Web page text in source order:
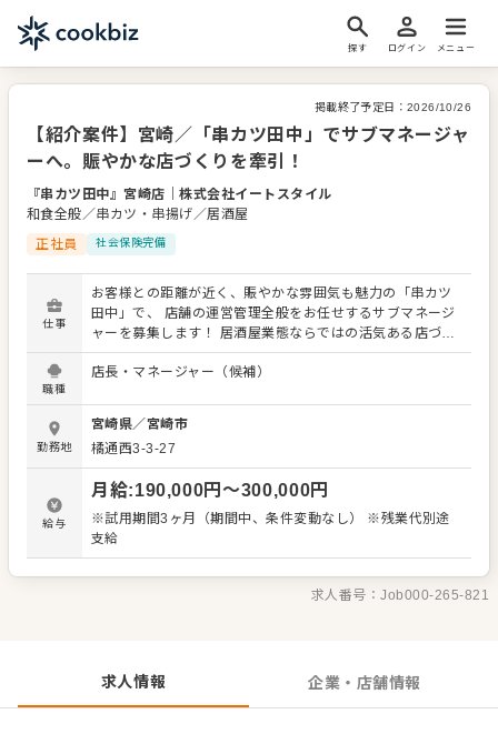
探す ログイン メニュー
掲載終了予定日： 2026/10/26
【紹介案件】宮崎／「串カツ田中」でサブマネージャ
ーへ。賑やかな店づくりを牽引！
『串カツ田中』宮崎店 ｜株式会社イートスタイル
和食全般／串カツ・串揚げ／居酒屋
正社員
社会保険完備
仕事
お客様との距離が近く、賑やかな雰囲気も魅力の「串カツ
田中」で、 店舗の運営管理全般をお任せするサブマネージ
ャーを募集します！ 居酒屋業態ならではの活気ある店づく
りを、あなたの手で牽引しませんか？ 入社後は、接客や調
理を経験しながら、スタッフの育成・シフト管理、売上・
づくり」を大きな柱とし、徐々に店舗全体を見渡すポジシ
ョンへとステップアップ。 業務マニュアルや研修制度も整
っており、飲食業界での経験を活かしながら、段階的に成
長できる環境です。「いらっしゃいませ！」の元気な声
や、ちょっとした雑談が魅力となる店づくりを楽しめる方
を歓迎します。 ＜おすすめポイント＞ 居酒屋業態ならでは
整っており、段階的にキャリアアップが目指せます。ディ
ナー帯が中心の営業で、居心地や雰囲気づくりに注力でき
職種
店長・マネージャー（候補）
勤務地
宮崎県／宮崎市
橘通西3-3-27
給与
月給:190,000円〜300,000円
※試用期間3ヶ月（期間中、条件変動なし） ※残業代別途
支給
求人番号：Job000-265-821
求人情報 企業・店舗情報